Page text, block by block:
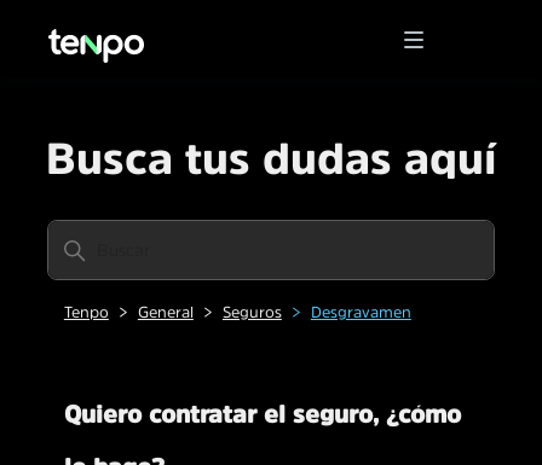
Busca tus dudas aquí
Tenpo General Seguros Desgravamen
Quiero contratar el seguro, ¿cómo